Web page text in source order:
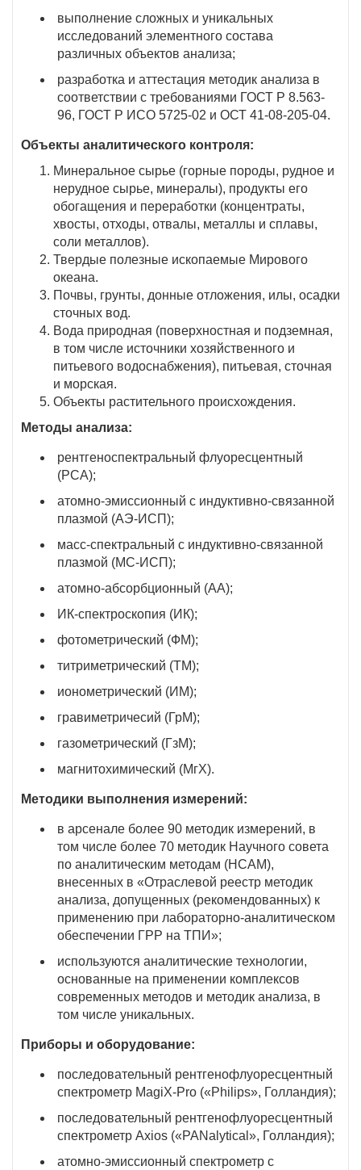
выполнение сложных и уникальных
исследований элементного состава
различных объектов анализа;
разработка и аттестация методик анализа в
соответствии с требованиями ГОСТ Р 8.563-
96, ГОСТ Р ИСО 5725-02 и ОСТ 41-08-205-04.
Объекты аналитического контроля:
Минеральное сырье (горные породы, рудное и
нерудное сырье, минералы), продукты его
обогащения и переработки (концентраты,
хвосты, отходы, отвалы, металлы и сплавы,
соли металлов).
Твердые полезные ископаемые Мирового
океана.
Почвы, грунты, донные отложения, илы, осадки
сточных вод.
Вода природная (поверхностная и подземная,
в том числе источники хозяйственного и
питьевого водоснабжения), питьевая, сточная
и морская.
Объекты растительного происхождения.
Методы анализа:
рентгеноспектральный флуоресцентный
(РСА);
атомно-эмиссионный с индуктивно-связанной
плазмой (АЭ-ИСП);
масс-спектральный с индуктивно-связанной
плазмой (МС-ИСП);
атомно-абсорбционный (АА);
ИК-спектроскопия (ИК);
фотометрический (ФМ);
титриметрический (ТМ);
ионометрический (ИМ);
гравиметричесий (ГрМ);
газометрический (ГзМ);
магнитохимический (МгХ).
Методики выполнения измерений:
в арсенале более 90 методик измерений, в
том числе более 70 методик Научного совета
по аналитическим методам (НСАМ),
внесенных в «Отраслевой реестр методик
анализа, допущенных (рекомендованных) к
применению при лабораторно-аналитическом
обеспечении ГРР на ТПИ»;
используются аналитические технологии,
основанные на применении комплексов
современных методов и методик анализа, в
том числе уникальных.
Приборы и оборудование:
последовательный рентгенофлуоресцентный
спектрометр MagiX-Pro («Philips», Голландия);
последовательный рентгенофлуоресцентный
спектрометр Axios («PANalytical», Голландия);
атомно-эмиссионный спектрометр с